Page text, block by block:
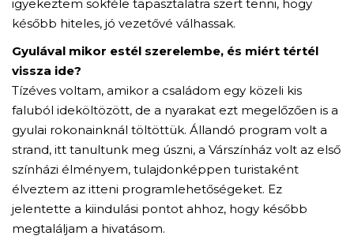
igyekeztem sokféle tapasztalatra szert tenni, hogy
később hiteles, jó vezetővé válhassak.
Gyulával mikor estél szerelembe, és miért tértél
vissza ide?
Tízéves voltam, amikor a családom egy közeli kis
faluból ideköltözött, de a nyarakat ezt megelőzően is a
gyulai rokonainknál töltöttük. Állandó program volt a
strand, itt tanultunk meg úszni, a Várszínház volt az első
színházi élményem, tulajdonképpen turistaként
élveztem az itteni programlehetőségeket. Ez
jelentette a kiindulási pontot ahhoz, hogy később
megtaláljam a hivatásom.